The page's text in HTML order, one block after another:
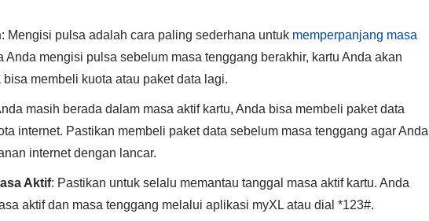
: Mengisi pulsa adalah cara paling sederhana untuk memperpanjang masa
Anda mengisi pulsa sebelum masa tenggang berakhir, kartu Anda akan
membeli kuota atau paket data lagi.
masih berada dalam masa aktif kartu, Anda bisa membeli paket data
internet. Pastikan membeli paket data sebelum masa tenggang agar Anda
internet dengan lancar.
Aktif: Pastikan untuk selalu memantau tanggal masa aktif kartu. Anda
aktif dan masa tenggang melalui aplikasi myXL atau dial *123#.